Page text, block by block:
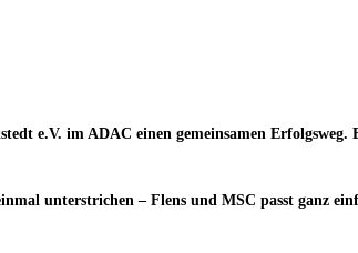
e.V. im ADAC einen gemeinsamen Erfolgsweg.
unterstrichen – Flens und MSC passt ganz